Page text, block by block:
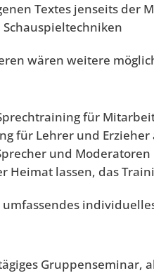
Textes jenseits der
wären weitere
für
für Lehrer und
und
Heimat lassen, das